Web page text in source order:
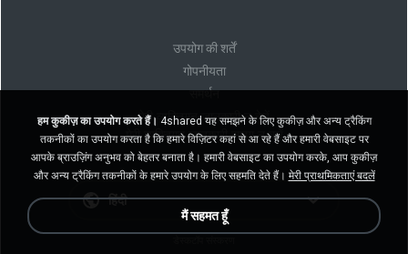
उपयोग की शर्तें
गोपनीयता
समर्थन
मेरी व्यक्तिगत जानकारी न बेचें
मेरी व्यक्तिगत जानकारी साझा न करें
हिंदी
हम कुकीज़ का उपयोग करते हैं। 4shared यह समझने के लिए कुकीज़ और अन्य ट्रैकिंग
तकनीकों का उपयोग करता है कि हमारे विज़िटर कहां से आ रहे हैं और हमारी वेबसाइट पर
आपके ब्राउज़िंग अनुभव को बेहतर बनाता है। हमारी वेबसाइट का उपयोग करके, आप कुकीज़
और अन्य ट्रैकिंग तकनीकों के हमारे उपयोग के लिए सहमति देते हैं। मेरी प्राथमिकताएं बदलें
मैं सहमत हूँ